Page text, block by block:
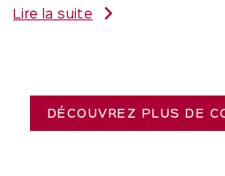
Lire la suite
DÉCOUVREZ PLUS DE